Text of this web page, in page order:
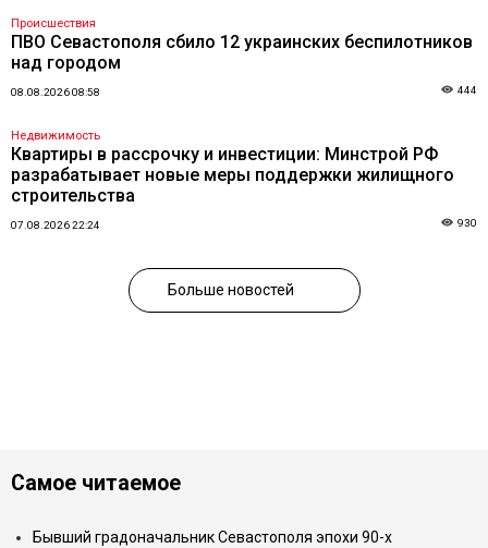
Происшествия
ПВО Севастополя сбило 12 украинских беспилотников
над городом
08.08.2026 08:58 444
Недвижимость
Квартиры в рассрочку и инвестиции: Минстрой РФ
разрабатывает новые меры поддержки жилищного
строительства
07.08.2026 22:24 930
Больше новостей
Самое читаемое
Бывший градоначальник Севастополя эпохи 90-х